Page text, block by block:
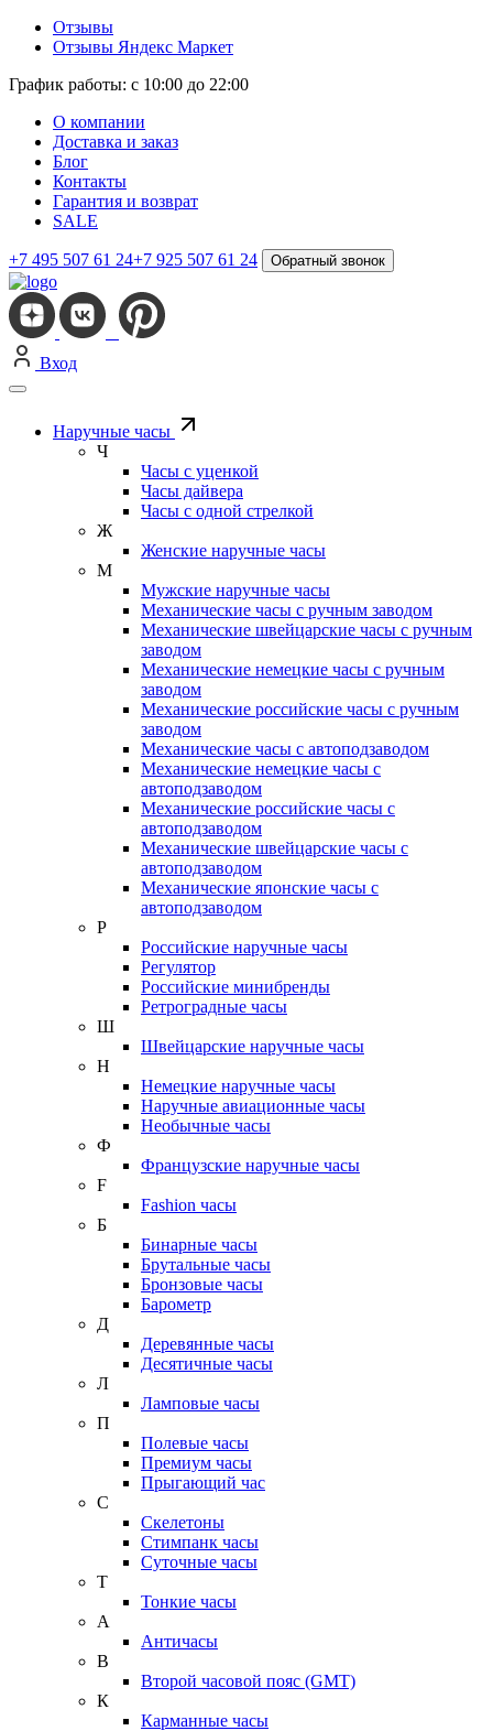
Отзывы
Отзывы Яндекс Маркет
График работы: с 10:00 до 22:00
О компании
Доставка и заказ
Блог
Контакты
Гарантия и возврат
SALE
+7 495 507 61 24+7 925 507 61 24 Обратный звонок
Вход
Наручные часы
Ч
Часы с уценкой
Часы дайвера
Часы с одной стрелкой
Ж
Женские наручные часы
М
Мужские наручные часы
Механические часы с ручным заводом
Механические швейцарские часы с ручным
заводом
Механические немецкие часы с ручным
заводом
Механические российские часы с ручным
заводом
Механические часы с автоподзаводом
Механические немецкие часы с
автоподзаводом
Механические российские часы с
автоподзаводом
Механические швейцарские часы с
автоподзаводом
Механические японские часы с
автоподзаводом
Р
Российские наручные часы
Регулятор
Российские минибренды
Ретроградные часы
Ш
Швейцарские наручные часы
Н
Немецкие наручные часы
Наручные авиационные часы
Необычные часы
Ф
Французские наручные часы
F
Fashion часы
Б
Бинарные часы
Брутальные часы
Бронзовые часы
Барометр
Д
Деревянные часы
Десятичные часы
Л
Ламповые часы
П
Полевые часы
Премиум часы
Прыгающий час
С
Скелетоны
Стимпанк часы
Суточные часы
Т
Тонкие часы
А
Античасы
В
Второй часовой пояс (GMT)
К
Карманные часы